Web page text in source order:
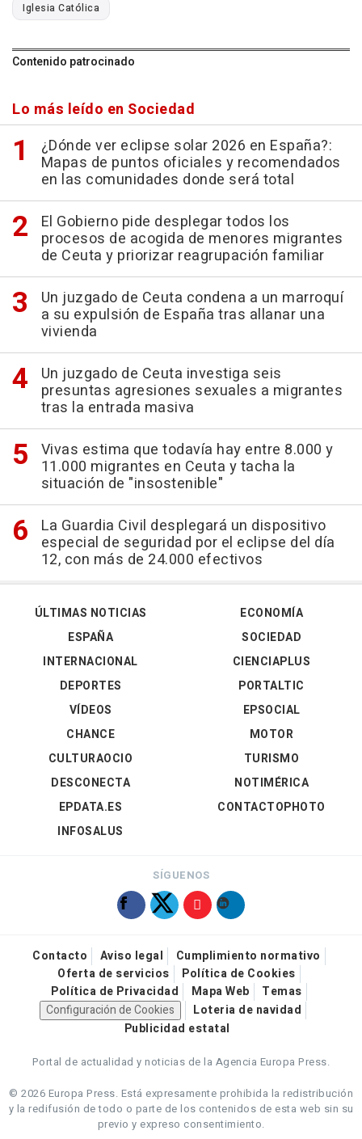
Iglesia Católica
Contenido patrocinado
Lo más leído en Sociedad
¿Dónde ver eclipse solar 2026 en España?:
Mapas de puntos oficiales y recomendados
en las comunidades donde será total
El Gobierno pide desplegar todos los
procesos de acogida de menores migrantes
de Ceuta y priorizar reagrupación familiar
Un juzgado de Ceuta condena a un marroquí
a su expulsión de España tras allanar una
vivienda
Un juzgado de Ceuta investiga seis
presuntas agresiones sexuales a migrantes
tras la entrada masiva
Vivas estima que todavía hay entre 8.000 y
11.000 migrantes en Ceuta y tacha la
situación de "insostenible"
La Guardia Civil desplegará un dispositivo
especial de seguridad por el eclipse del día
12, con más de 24.000 efectivos
ÚLTIMAS NOTICIAS
ESPAÑA
INTERNACIONAL
DEPORTES
VÍDEOS
ECONOMÍA
SOCIEDAD
CIENCIAPLUS
PORTALTIC
EPSOCIAL
CHANCE
CULTURAOCIO
DESCONECTA
EPDATA.ES
INFOSALUS
MOTOR
TURISMO
NOTIMÉRICA
CONTACTOPHOTO
SÍGUENOS
Contacto Aviso legal
Cumplimiento normativo
Oferta de servicios
Política de Cookies
Política de Privacidad
Mapa Web
Temas
Configuración de Cookies
Loteria de navidad
Publicidad estatal
Portal de actualidad y noticias de la Agencia Europa Press.
© 2026 Europa Press. Está expresamente prohibida la redistribución
y la redifusión de todo o parte de los contenidos de esta web sin su
previo y expreso consentimiento.